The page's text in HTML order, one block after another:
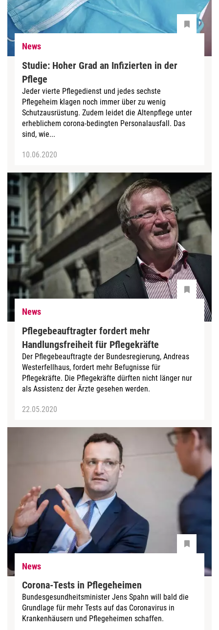
News
Studie: Hoher Grad an Infizierten in der
Pflege
Jeder vierte Pflegedienst und jedes sechste
Pflegeheim klagen noch immer über zu wenig
Schutzausrüstung. Zudem leidet die Altenpflege unter
erheblichem corona-bedingten Personalausfall. Das
sind, wie...
10.06.2020
News
Pflegebeauftragter fordert mehr
Handlungsfreiheit für Pflegekräfte
Der Pflegebeauftragte der Bundesregierung, Andreas
Westerfellhaus, fordert mehr Befugnisse für
Pflegekräfte. Die Pflegekräfte dürften nicht länger nur
als Assistenz der Ärzte gesehen werden.
22.05.2020
News
Corona-Tests in Pflegeheimen
Bundesgesundheitsminister Jens Spahn will bald die
Grundlage für mehr Tests auf das Coronavirus in
Krankenhäusern und Pflegeheimen schaffen.